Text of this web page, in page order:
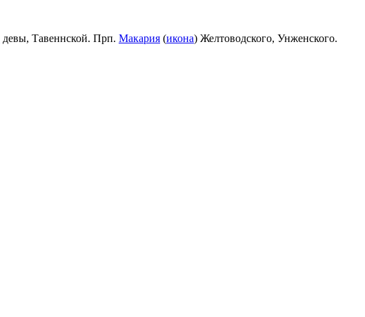
девы, Тавеннской. Прп. Макария (икона) Желтоводского, Унженского.